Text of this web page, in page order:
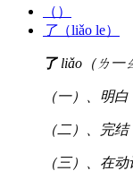
（）
了（liǎo le）
了liǎo（ㄌ一ㄠ
（一）、明
（二）、完
（三）、在